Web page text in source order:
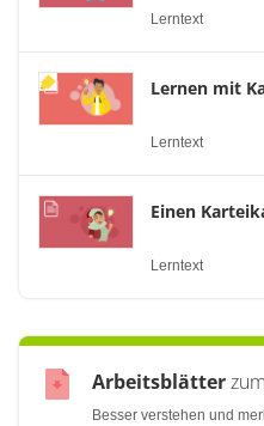
Lerntext
Lernen mit
Lerntext
Einen
Lerntext
Arbeitsblätter
Besser verstehen und